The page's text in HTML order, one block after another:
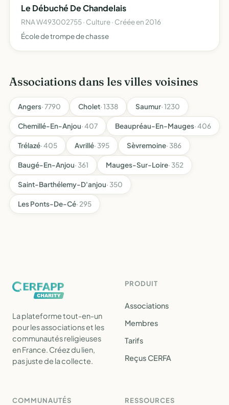
Le Débuché De Chandelais
RNA W493002755 · Culture · Créée en 2016
École de trompe de chasse
Associations dans les villes voisines
Angers· 7790 Cholet· 1338 Saumur· 1230
Chemillé-En-Anjou· 407 Beaupréau-En-Mauges· 406
Trélazé· 405 Avrillé· 395 Sèvremoine· 386
Baugé-En-Anjou· 361 Mauges-Sur-Loire· 352
Saint-Barthélemy-D'anjou· 350
Les Ponts-De-Cé· 295
La plateforme tout-en-un
pour les associations et les
communautés religieuses
en France. Créez du lien,
pas juste de la collecte.
PRODUIT
Associations
Membres
Tarifs
Reçus CERFA
COMMUNAUTÉS RESSOURCES